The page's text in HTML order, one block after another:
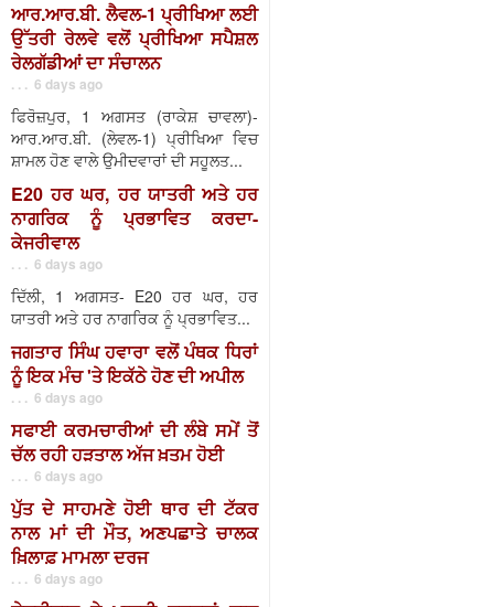
ਆਰ.ਆਰ.ਬੀ. ਲੈਵਲ-1 ਪ੍ਰੀਖਿਆ ਲਈ
ਉੱਤਰੀ ਰੇਲਵੇ ਵਲੋਂ ਪ੍ਰੀਖਿਆ ਸਪੈਸ਼ਲ
ਰੇਲਗੱਡੀਆਂ ਦਾ ਸੰਚਾਲਨ
. . . 6 days ago
ਫਿਰੋਜ਼ਪੁਰ, 1 ਅਗਸਤ (ਰਾਕੇਸ਼ ਚਾਵਲਾ)-
ਆਰ.ਆਰ.ਬੀ. (ਲੇਵਲ-1) ਪ੍ਰੀਖਿਆ ਵਿਚ
ਸ਼ਾਮਲ ਹੋਣ ਵਾਲੇ ਉਮੀਦਵਾਰਾਂ ਦੀ ਸਹੂਲਤ...
E20 ਹਰ ਘਰ, ਹਰ ਯਾਤਰੀ ਅਤੇ ਹਰ
ਨਾਗਰਿਕ ਨੂੰ ਪ੍ਰਭਾਵਿਤ ਕਰਦਾ-
ਕੇਜਰੀਵਾਲ
. . . 6 days ago
ਦਿੱਲੀ, 1 ਅਗਸਤ- E20 ਹਰ ਘਰ, ਹਰ
ਯਾਤਰੀ ਅਤੇ ਹਰ ਨਾਗਰਿਕ ਨੂੰ ਪ੍ਰਭਾਵਿਤ...
ਜਗਤਾਰ ਸਿੰਘ ਹਵਾਰਾ ਵਲੋਂ ਪੰਥਕ ਧਿਰਾਂ
ਨੂੰ ਇਕ ਮੰਚ 'ਤੇ ਇਕੱਠੇ ਹੋਣ ਦੀ ਅਪੀਲ
. . . 6 days ago
ਸਫਾਈ ਕਰਮਚਾਰੀਆਂ ਦੀ ਲੰਬੇ ਸਮੇਂ ਤੋਂ
ਚੱਲ ਰਹੀ ਹੜਤਾਲ ਅੱਜ ਖ਼ਤਮ ਹੋਈ
. . . 6 days ago
ਪੁੱਤ ਦੇ ਸਾਹਮਣੇ ਹੋਈ ਥਾਰ ਦੀ ਟੱਕਰ
ਨਾਲ ਮਾਂ ਦੀ ਮੌਤ, ਅਣਪਛਾਤੇ ਚਾਲਕ
ਖ਼ਿਲਾਫ਼ ਮਾਮਲਾ ਦਰਜ
. . . 6 days ago